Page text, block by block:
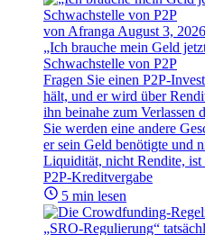
von Afranga August 3, 2026
„Ich brauche mein Geld
Schwachstelle von P2P
Fragen Sie einen P2P-
hält, und er wird über
ihn beinahe zum Verlassen
Sie werden eine andere
er sein Geld benötigte und
Liquidität, nicht Rendite, ist
P2P-Kreditvergabe
5 min lesen